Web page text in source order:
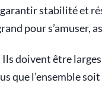
stabilité et
pour s’amuser,
doivent être
que l’ensemble